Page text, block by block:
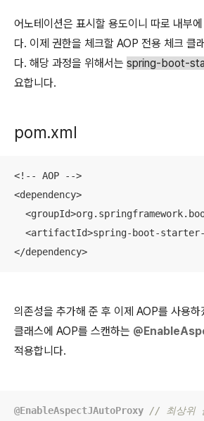
어노테이션은 표시할 용도이니 따로 내부
다. 이제 권한을 체크할 AOP 전용 체크 클
다. 해당 과정을 위해서는 spring-boot-
요합니다.
pom.xml
<!-- AOP -->
<dependency>
<artifactId>spring-boot-
</dependency>
의존성을 추가해 준 후 이제 AOP를 사용하
클래스에 AOP를 스캔하는
적용합니다.
@EnableAspectJAutoProxy
// 최상위